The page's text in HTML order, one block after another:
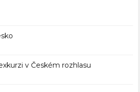
v Českém rozhlasu